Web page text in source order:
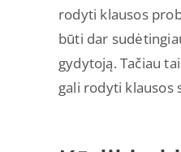
rodyti klausos
būti dar
gydytoją. Tačiau
gali rodyti klausos